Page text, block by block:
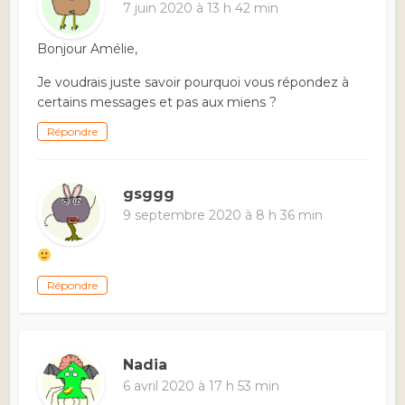
7 juin 2020 à 13 h 42 min
Bonjour Amélie,
Je voudrais juste savoir pourquoi vous répondez à
certains messages et pas aux miens ?
Répondre
gsggg
9 septembre 2020 à 8 h 36 min
Répondre
Nadia
6 avril 2020 à 17 h 53 min